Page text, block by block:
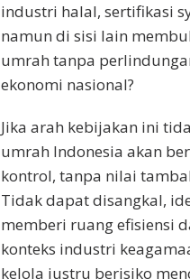
industri halal, sertifikasi
namun di sisi lain
umrah tanpa
ekonomi nasional?
Jika arah kebijakan ini
umrah Indonesia akan
kontrol, tanpa nilai
Tidak dapat disangkal,
memberi ruang efisiensi
konteks industri
kelola justru berisiko